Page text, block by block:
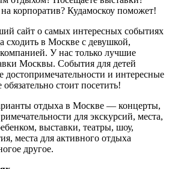
на корпоратив? Кудамоскоу поможет!
сайт о самых интересных событиях
в Москве с девушкой,
У нас только лучшие
Москвы. События для детей
и интересные
стоит посетить!
отдыха в Москве — концерты,
для экскурсий, места,
выставки, театры, шоу,
места для активного отдыха
другое.